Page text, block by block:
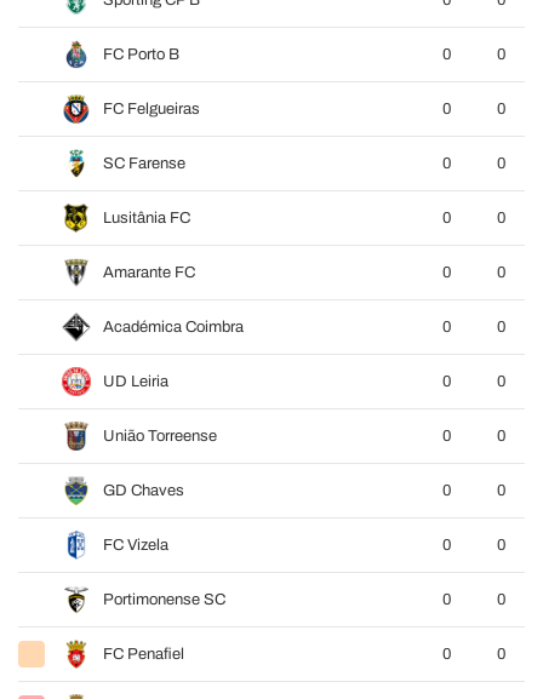
FC Porto B 0 0
FC Felgueiras 0 0
SC Farense 0 0
Lusitânia FC 0 0
Amarante FC 0 0
Académica Coimbra 0 0
UD Leiria 0 0
União Torreense 0 0
GD Chaves 0 0
FC Vizela 0 0
Portimonense SC 0 0
FC Penafiel 0 0